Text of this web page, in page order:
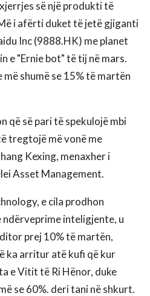
së një produkti të
i afërti duket të jetë gjiganti
Inc (9888.HK) me planet
e "Ernie bot" të tij në mars.
shumë se 15% të martën
që së pari të spekulojë mbi
tregtojë më vonë me
Kexing, menaxher i
Asset Management.
e cila prodhon
inteligjente, u
prej 10% të martën,
ka arritur atë kufi që kur
e Vitit të Ri Hënor, duke
se 60%. deri tani në shkurt.